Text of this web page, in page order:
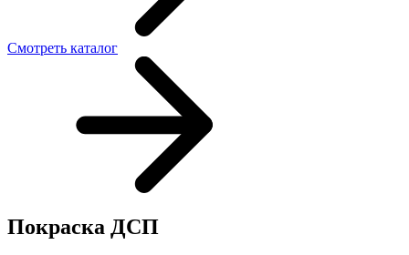
Смотреть каталог
Покраска ДСП